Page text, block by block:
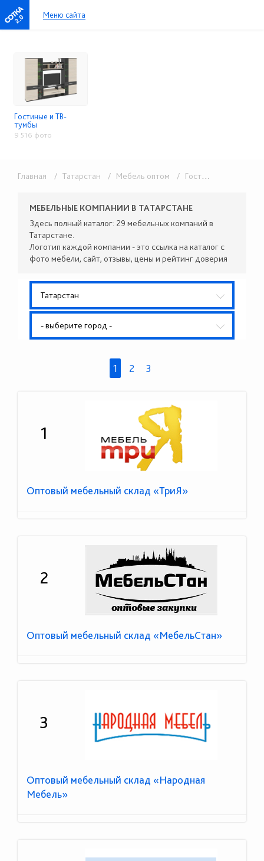
2.0 Меню сайта
Гостиные и ТВ-
тумбы
9 516 фото
Главная / Татарстан / Мебель оптом / Гостиные и ТВ-тумбы
МЕБЕЛЬНЫЕ КОМПАНИИ В ТАТАРСТАНЕ
Здесь полный каталог: 29 мебельных компаний в
Татарстане.
Логотип каждой компании - это ссылка на каталог с
фото мебели, сайт, отзывы, цены и рейтинг доверия
Татарстан
- выберите город -
1 2 3
1
Оптовый мебельный склад «ТриЯ»
2
Оптовый мебельный склад «МебельСтан»
3
Оптовый мебельный склад «Народная
Мебель»